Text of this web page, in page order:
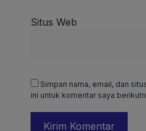
Situs Web
Simpan nama, email, dan
ini untuk komentar saya